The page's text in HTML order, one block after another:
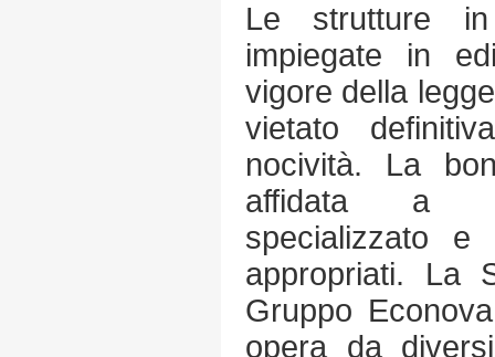
Le strutture
impiegate in
vigore della
vietato
nocività. La
affidata a
specializzato
appropriati. La
Gruppo
opera da